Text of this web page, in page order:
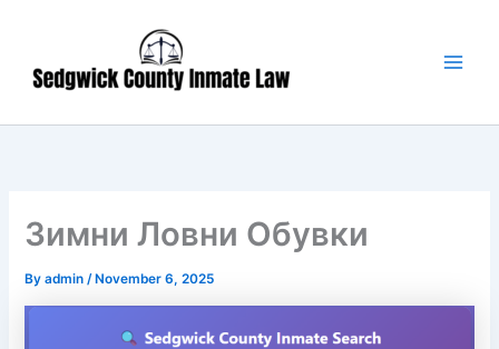
content
Зимни Ловни Обувки
Byadmin/ November 6, 2025